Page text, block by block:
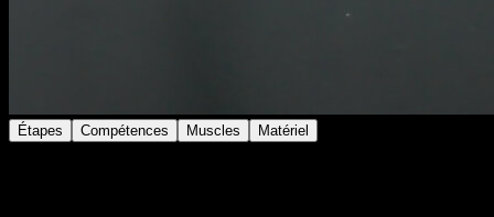
Étapes Compétences Muscles Matériel